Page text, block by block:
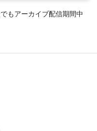
もアーカイブ配信期間中